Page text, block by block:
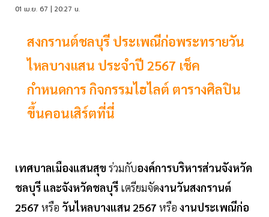
01 เม.ย. 67 | 20:27 น.
สงกรานต์ชลบุรี ประเพณีก่อพระทรายวัน
ไหลบางแสน ประจำปี 2567 เช็ค
กำหนดการ กิจกรรมไฮไลต์ ตารางศิลปิน
ขึ้นคอนเสิร์ตที่นี่
เทศบาลเมืองแสนสุข ร่วมกับองค์การบริหารส่วนจังหวัด
ชลบุรี และจังหวัดชลบุรี เตรียมจัดงานวันสงกรานต์
2567 หรือ วันไหลบางแสน 2567 หรือ งานประเพณีก่อ